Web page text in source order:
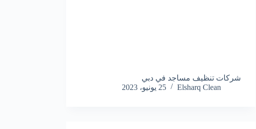
شركات تنظيف مساجد في دبي
Elsharq Clean
25 يونيو، 2023